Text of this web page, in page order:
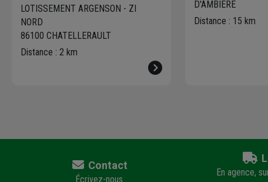
LOTISSEMENT ARGENSON - ZI
NORD
86100 CHATELLERAULT
Distance : 2 km
D'AMBIERE
Distance : 15 km
Contact
Écrivez-nous
En agence,